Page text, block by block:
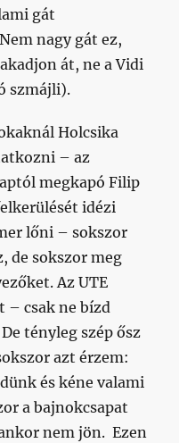
gát
nagy gát ez,
át, ne a Vidi
szmájli).
Holcsika
– az
megkapó Filip
idézi
lőni – sokszor
de sokszor meg
Az UTE
– csak ne bízd
tényleg szép ősz
azt érzem:
és kéne valami
a bajnokcsapat
nem jön. Ezen